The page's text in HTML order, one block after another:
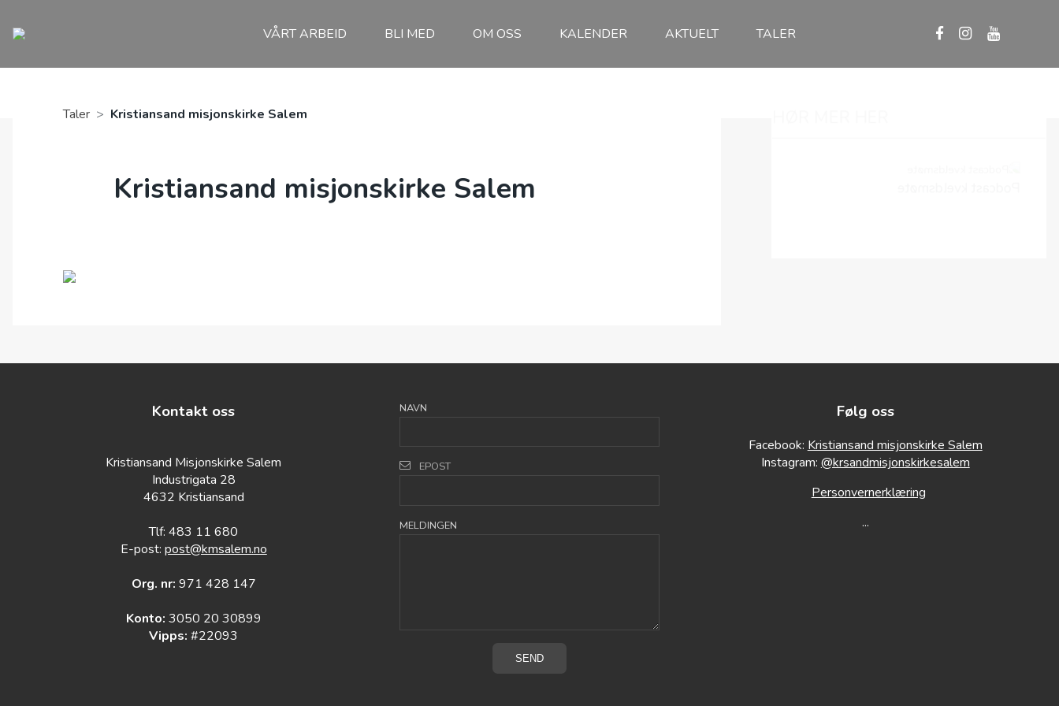
VÅRT ARBEID BLI MED OM OSS KALENDER AKTUELT TALER
Taler > Kristiansand misjonskirke Salem
Kristiansand misjonskirke Salem
Kontakt oss
Kristiansand Misjonskirke Salem
Industrigata 28
4632 Kristiansand
Tlf: 483 11 680
E-post: post@kmsalem.no
Org. nr: 971 428 147
Konto: 3050 20 30899
Vipps: #22093
NAVN
EPOST
MELDINGEN
Følg oss
Facebook: Kristiansand misjonskirke Salem
Instagram: @krsandmisjonskirkesalem
Personvernerklæring
...